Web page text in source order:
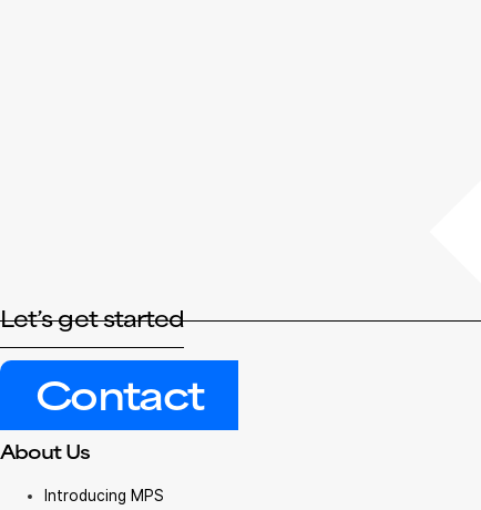
Let’s get started
Contact
About Us
Introducing MPS